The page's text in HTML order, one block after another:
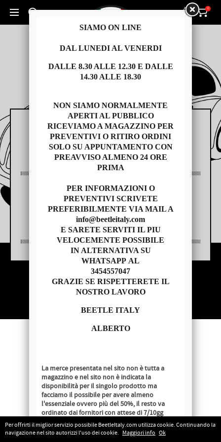
Cerca un prodotto... 0 0
Per offrirti il miglior servizio possibile BeetleItaly.com utilizza cookie. Continuando la
navigazione nel sito autorizzi l'uso dei cookie. Maggiori info Ok
RICAMBI
AUTO USATE
Copyright © 2014 - BEETLE ITALY
P.IVA 04209620279
SIAMO ON LINE
DAL LUNEDI AL VENERDI
DALLE 8.30 ALLE 12.30 E DALLE
14.30 ALLE 18.30
NON SIAMO NORMALMENTE
APERTI AL PUBBLICO
RICEVIAMO A MAGAZZINO PER
PREVENTIVI O RITIRO ORDINI
SOLO SU APPUNTAMENTO CON
PREAVVISO ALMENO 24 ORE
PRIMA
PER INFORMAZIONI O
PREVENTIVI SCRIVETE
PREFERIBILMENTE VIA MAIL A
info@beetleitaly.com
E SARETE SERVITI IL PIU
VELOCEMENTE POSSIBILE
IN ALTERNATIVA SU
WHATSAPP AL
3454557047
GRAZIE SE RISPETTERETE IL
NOSTRO LAVORO
BEETLE ITALY
ALBERTO
La merce presentata nel sito non è tutta a
magazzino e nel sito non è indicata la
disponibilità per il singolo prodotto ma
facciamo il possibile per avere almeno
l'essenziale ovvero più del 50%, il resto va
ordinato dai fornitori con attese di 7/10gg
lavorativi salvo disponibilità al momento
dell'ordine.